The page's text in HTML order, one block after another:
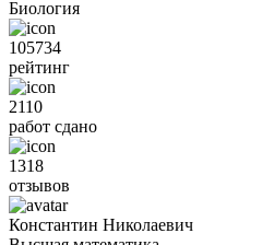
Биология
105734
рейтинг
2110
работ сдано
1318
отзывов
Константин Николаевич